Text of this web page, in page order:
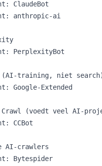
ClaudeBot
anthropic-ai
PerplexityBot
(AI-training, niet
Google-Extended
Crawl (voedt veel AI-
CCBot
AI-crawlers
Bytespider